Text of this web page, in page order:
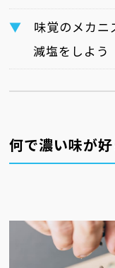
味覚のメカニ
減塩をしよう
何で濃い味が